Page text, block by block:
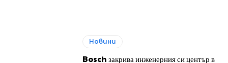
Новини
Bosch закрива инженерния си център в